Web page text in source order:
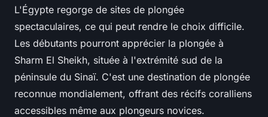
L'Égypte regorge de sites de plongée
spectaculaires, ce qui peut rendre le choix difficile.
Les débutants pourront apprécier la plongée à
Sharm El Sheikh, située à l'extrémité sud de la
péninsule du Sinaï. C'est une destination de plongée
reconnue mondialement, offrant des récifs coralliens
accessibles même aux plongeurs novices.